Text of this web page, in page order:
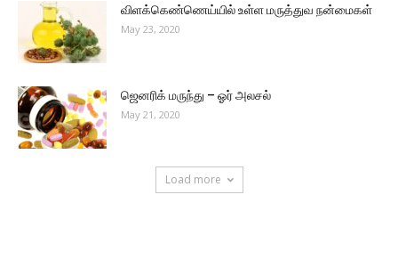
விளக்கெண்ணெய்யில் உள்ள மருத்துவ நன்மைகள்
May 23, 2020
ஜெனரிக் மருந்து – ஓர் அலசல்
May 21, 2020
Load more